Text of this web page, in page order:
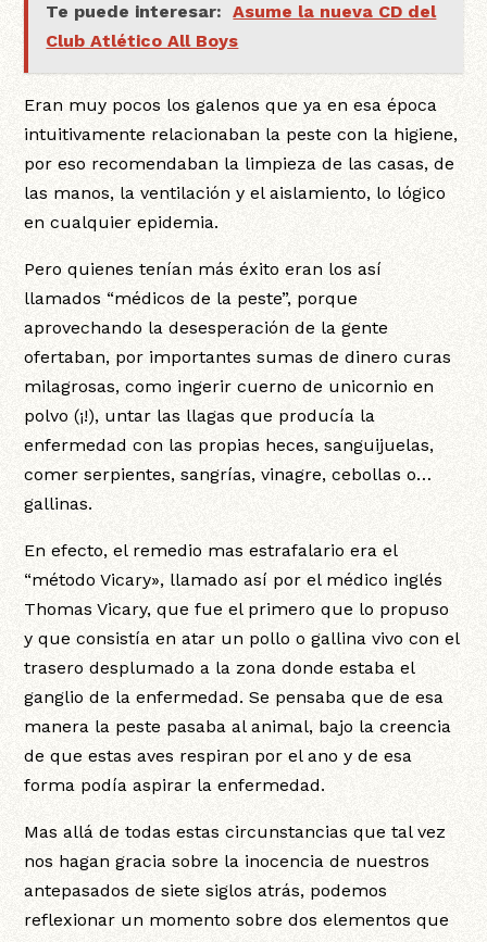
Te puede interesar:
Asume la nueva CD del
Club Atlético All Boys
Eran muy pocos los galenos que ya en esa época
intuitivamente relacionaban la peste con la higiene,
por eso recomendaban la limpieza de las casas, de
las manos, la ventilación y el aislamiento, lo lógico
en cualquier epidemia.
Pero quienes tenían más éxito eran los así
llamados “médicos de la peste”, porque
aprovechando la desesperación de la gente
ofertaban, por importantes sumas de dinero curas
milagrosas, como ingerir cuerno de unicornio en
polvo (¡!), untar las llagas que producía la
enfermedad con las propias heces, sanguijuelas,
comer serpientes, sangrías, vinagre, cebollas o…
gallinas.
En efecto, el remedio mas estrafalario era el
“método Vicary», llamado así por el médico inglés
Thomas Vicary, que fue el primero que lo propuso
y que consistía en atar un pollo o gallina vivo con el
trasero desplumado a la zona donde estaba el
ganglio de la enfermedad. Se pensaba que de esa
manera la peste pasaba al animal, bajo la creencia
de que estas aves respiran por el ano y de esa
forma podía aspirar la enfermedad.
Mas allá de todas estas circunstancias que tal vez
nos hagan gracia sobre la inocencia de nuestros
antepasados de siete siglos atrás, podemos
reflexionar un momento sobre dos elementos que